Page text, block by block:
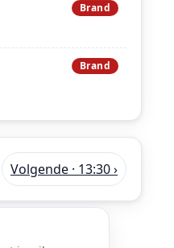
Brand
Brand
Volgende · 13:30 ›